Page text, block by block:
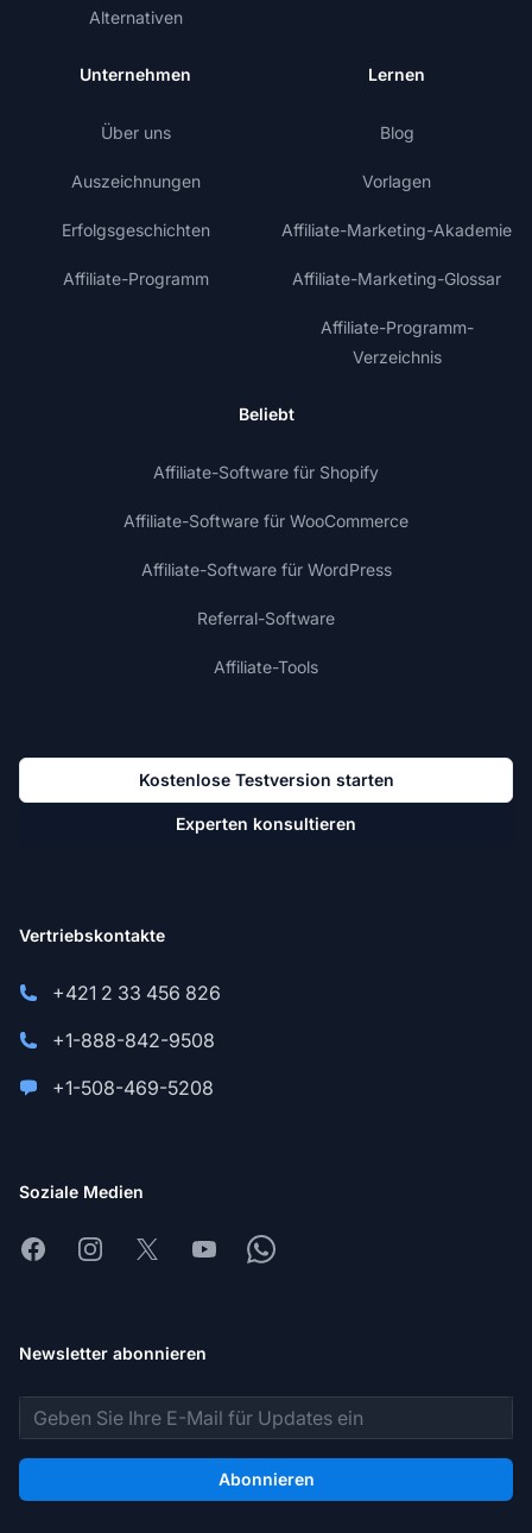
Alternativen
Unternehmen
Über uns
Auszeichnungen
Erfolgsgeschichten
Affiliate-Programm
Lernen
Blog
Vorlagen
Affiliate-Marketing-Akademie
Affiliate-Marketing-Glossar
Affiliate-Programm-
Verzeichnis
Beliebt
Affiliate-Software für Shopify
Affiliate-Software für WooCommerce
Affiliate-Software für WordPress
Referral-Software
Affiliate-Tools
Kostenlose Testversion starten
Experten konsultieren
Vertriebskontakte
+421 2 33 456 826
+1-888-842-9508
+1-508-469-5208
Soziale Medien
FacebookInstagram
X YoutubeWhatsapp
Newsletter abonnieren
E-Mail-Adresse
Abonnieren